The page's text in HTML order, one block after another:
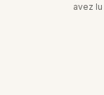
avez